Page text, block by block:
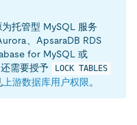
托管型 MySQL 服务
、ApsaraDB RDS
for MySQL 或
需要授予
LOCK TABLES
上游数据库用户权限。